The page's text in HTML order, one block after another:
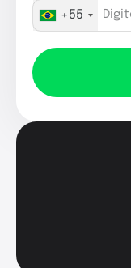
+55